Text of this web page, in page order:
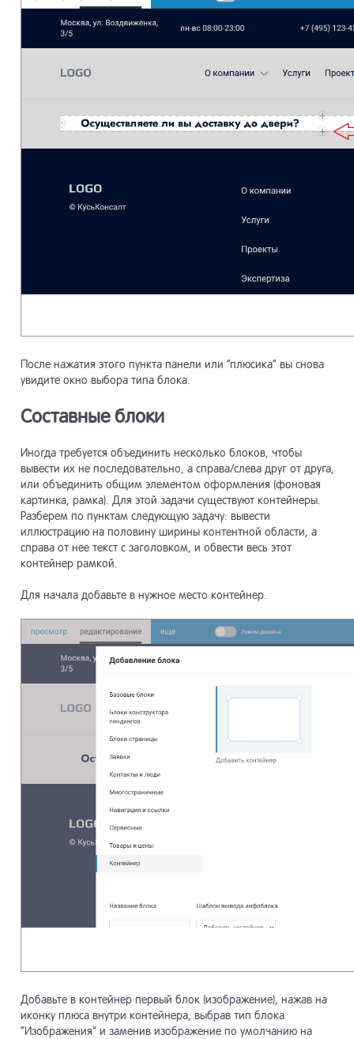
После нажатия этого пункта панели или “плюсика” вы снова
увидите окно выбора типа блока.
Составные блоки
Иногда требуется объединить несколько блоков, чтобы
вывести их не последовательно, а справа/слева друг от друга,
или объединить общим элементом оформления (фоновая
картинка, рамка). Для этой задачи существуют контейнеры.
Разберем по пунктам следующую задачу: вывести
иллюстрацию на половину ширины контентной области, а
справа от нее текст с заголовком, и обвести весь этот
контейнер рамкой.
Для начала добавьте в нужное место контейнер.
Добавьте в контейнер первый блок (изображение), нажав на
иконку плюса внутри контейнера, выбрав тип блока
“Изображения” и заменив изображение по умолчанию на